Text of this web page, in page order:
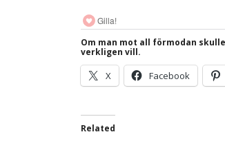
Gilla!
Om man mot all förmodan
verkligen vill.
X Facebook
Related